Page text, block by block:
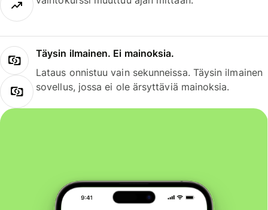
Täysin ilmainen. Ei mainoksia.
Lataus onnistuu vain sekunneissa. Täysin ilmainen
sovellus, jossa ei ole ärsyttäviä mainoksia.